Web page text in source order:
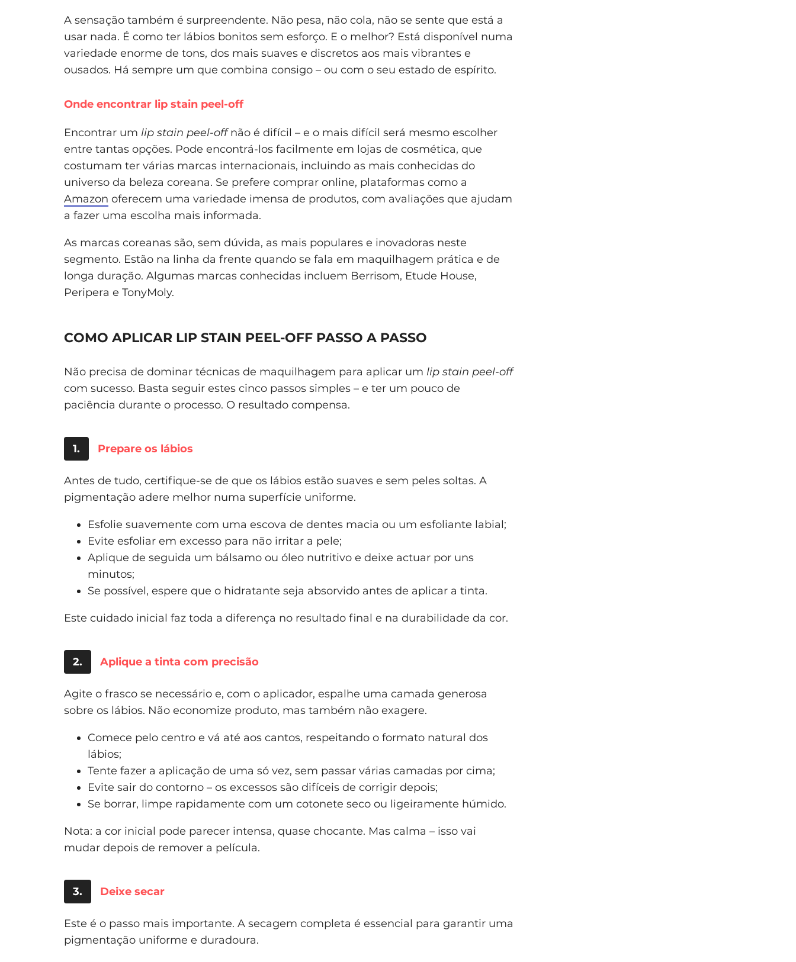
A sensação também é surpreendente. Não pesa, não cola, não se sente que está a
usar nada. É como ter lábios bonitos sem esforço. E o melhor? Está disponível numa
variedade enorme de tons, dos mais suaves e discretos aos mais vibrantes e
ousados. Há sempre um que combina consigo – ou com o seu estado de espírito.
Onde encontrar lip stain peel-off
Encontrar um lip stain peel-offnão é difícil – e o mais difícil será mesmo escolher
entre tantas opções. Pode encontrá-los facilmente em lojas de cosmética, que
costumam ter várias marcas internacionais, incluindo as mais conhecidas do
universo da beleza coreana. Se prefere comprar online, plataformas como a
Amazon oferecem uma variedade imensa de produtos, com avaliações que ajudam
a fazer uma escolha mais informada.
As marcas coreanas são, sem dúvida, as mais populares e inovadoras neste
segmento. Estão na linha da frente quando se fala em maquilhagem prática e de
longa duração. Algumas marcas conhecidas incluem Berrisom, Etude House,
Peripera e TonyMoly.
COMO APLICAR LIP STAIN PEEL-OFF PASSO A PASSO
Não precisa de dominar técnicas de maquilhagem para aplicar um lip stain peel-off
com sucesso. Basta seguir estes cinco passos simples – e ter um pouco de
paciência durante o processo. O resultado compensa.
1. Prepare os lábios
Antes de tudo, certifique-se de que os lábios estão suaves e sem peles soltas. A
pigmentação adere melhor numa superfície uniforme.
Esfolie suavemente com uma escova de dentes macia ou um esfoliante labial;
Evite esfoliar em excesso para não irritar a pele;
Aplique de seguida um bálsamo ou óleo nutritivo e deixe actuar por uns
minutos;
Se possível, espere que o hidratante seja absorvido antes de aplicar a tinta.
Este cuidado inicial faz toda a diferença no resultado final e na durabilidade da cor.
2. Aplique a tinta com precisão
Agite o frasco se necessário e, com o aplicador, espalhe uma camada generosa
sobre os lábios. Não economize produto, mas também não exagere.
Comece pelo centro e vá até aos cantos, respeitando o formato natural dos
lábios;
Tente fazer a aplicação de uma só vez, sem passar várias camadas por cima;
Evite sair do contorno – os excessos são difíceis de corrigir depois;
Se borrar, limpe rapidamente com um cotonete seco ou ligeiramente húmido.
Nota: a cor inicial pode parecer intensa, quase chocante. Mas calma – isso vai
mudar depois de remover a película.
3. Deixe secar
Este é o passo mais importante. A secagem completa é essencial para garantir uma
pigmentação uniforme e duradoura.